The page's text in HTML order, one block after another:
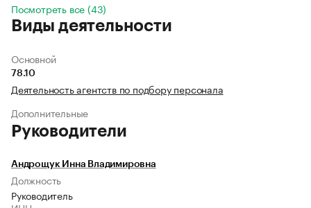
Посмотреть все (43)
Виды деятельности
Основной
78.10
Деятельность агентств по подбору персонала
Дополнительные
Руководители
Андрощук Инна Владимировна
Должность
Руководитель